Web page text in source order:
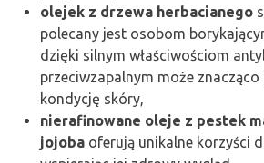
olejek z drzewa herbacianego
polecany jest osobom
dzięki silnym właściwościom
przeciwzapalnym może
kondycję skóry,
nierafinowane oleje z pestek
jojoba oferują unikalne korzyści